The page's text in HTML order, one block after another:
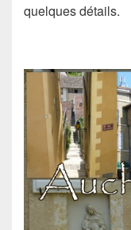
quelques détails.